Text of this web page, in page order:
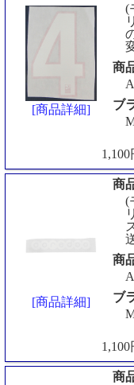
[商品詳細]
(
商
ブ
[商品詳細]
商
(
商
ブ
商